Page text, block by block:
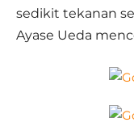
sedikit tekanan
Ayase Ueda